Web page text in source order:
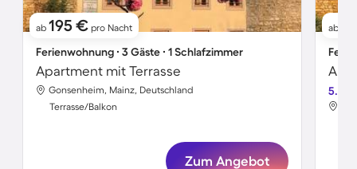
ab 195 € pro Nacht
Ferienwohnung ∙ 3 Gäste ∙ 1 Schlafzimmer
Apartment mit Terrasse
Gonsenheim, Mainz, Deutschland
Terrasse/Balkon
Zum Angebot
ab
5.0